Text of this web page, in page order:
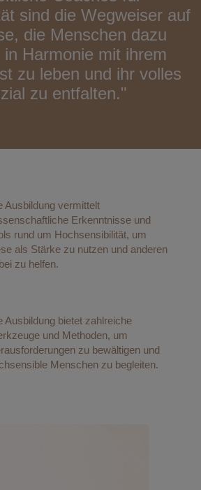
sind die Wegweiser auf
die Menschen dazu
in Harmonie mit ihrem
zu leben und ihr volles
zu entfalten."
Ausbildung vermittelt
Erkenntnisse und
rund um Hochsensibilität, um
als Stärke zu nutzen und anderen
zu helfen.
Ausbildung bietet zahlreiche
und Methoden, um
zu bewältigen und
Menschen zu begleiten.